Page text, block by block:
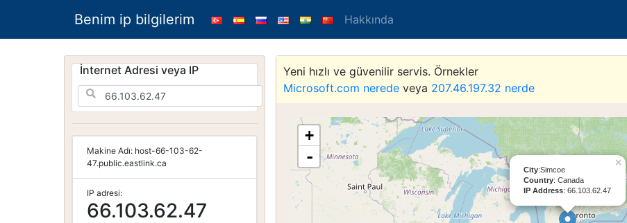
Benim ip bilgilerim Hakkında
İnternet Adresi veya IP
Makine Adı: host-66-103-62-
47.public.eastlink.ca
IP adresi:
66.103.62.47
Yeni hızlı ve güvenilir servis. Örnekler
Microsoft.com nerede veya 207.46.197.32 nerde
×
City:Simcoe
Country: Canada
IP Address: 66.103.62.47
+
-